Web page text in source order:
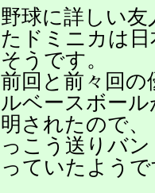
野球に詳しい
たドミニカは
そうです。
前回と前々回
ルベースボー
明されたので
っこう送りバ
っていたよう